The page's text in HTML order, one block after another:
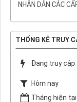
NHÂN DÂN CÁC
THỐNG KÊ TRUY
Đang truy cập
Hôm nay
Tháng hiện tại